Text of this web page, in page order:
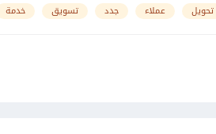
تحويل عملاء جدد تسويق خدمة